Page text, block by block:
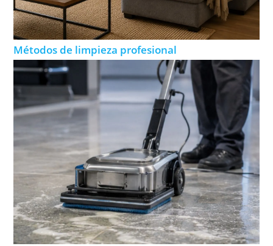
Métodos de limpieza profesional